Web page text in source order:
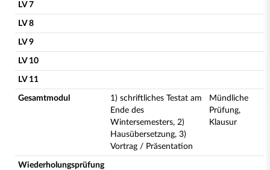
LV 7
LV 8
LV 9
LV 10
LV 11
Gesamtmodul
1) schriftliches Testat am
Ende des
Wintersemesters, 2)
Hausübersetzung, 3)
Vortrag / Präsentation
Mündliche
Prüfung,
Klausur
Wiederholungsprüfung